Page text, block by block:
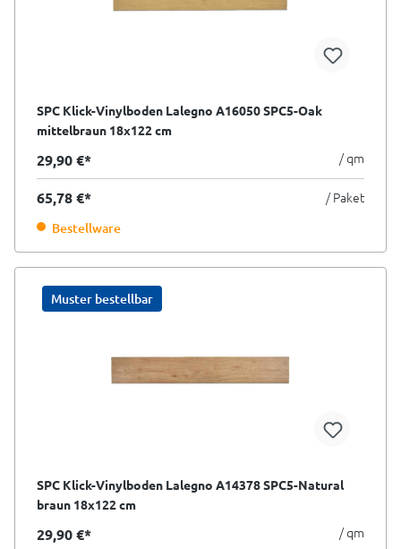
SPC Klick-Vinylboden Lalegno A16050 SPC5-Oak
mittelbraun 18x122 cm
29,90 €* / qm
65,78 €* / Paket
Bestellware
Muster bestellbar
SPC Klick-Vinylboden Lalegno A14378 SPC5-Natural
braun 18x122 cm
29,90 €* / qm